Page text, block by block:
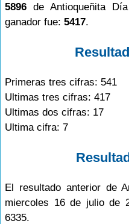
5896 de Antioqueñita
ganador fue: 5417.
Primeras tres cifras: 541
Ultimas tres cifras: 417
Ultimas dos cifras: 17
Ultima cifra: 7
El resultado anterior de
miercoles 16 de julio de
6335.